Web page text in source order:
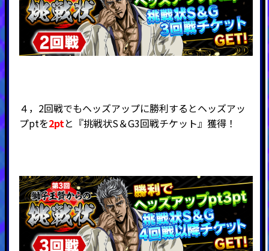
４，2回戦でもヘッズアップに勝利するとヘッズアッ
プptを2ptと『挑戦状S＆G3回戦チケット』獲得！